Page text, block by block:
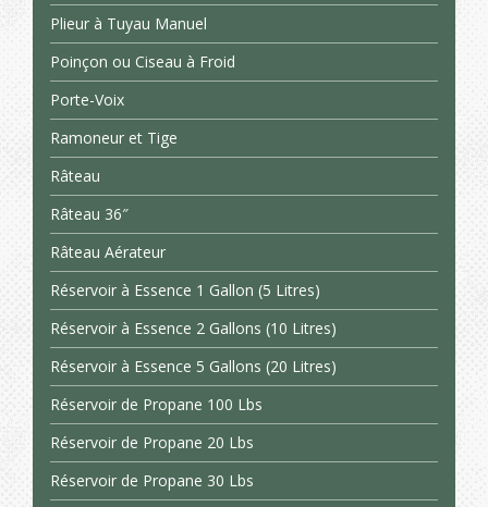
Plieur à Tuyau Manuel
Poinçon ou Ciseau à Froid
Porte-Voix
Ramoneur et Tige
Râteau
Râteau 36″
Râteau Aérateur
Réservoir à Essence 1 Gallon (5 Litres)
Réservoir à Essence 2 Gallons (10 Litres)
Réservoir à Essence 5 Gallons (20 Litres)
Réservoir de Propane 100 Lbs
Réservoir de Propane 20 Lbs
Réservoir de Propane 30 Lbs